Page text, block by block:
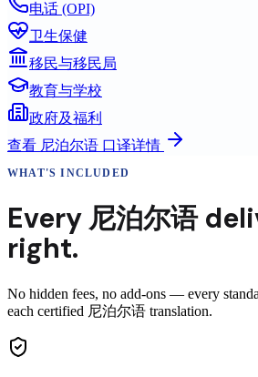
电话 (OPI)
卫生保健
移民与移民局
教育与学校
政府及福利
查看 尼泊尔语 口译详情
WHAT'S INCLUDED
Every尼泊尔语
right.
No hidden fees, no add-ons — every
each certified 尼泊尔语 translation.